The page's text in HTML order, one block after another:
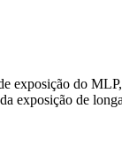
exposição do
exposição de